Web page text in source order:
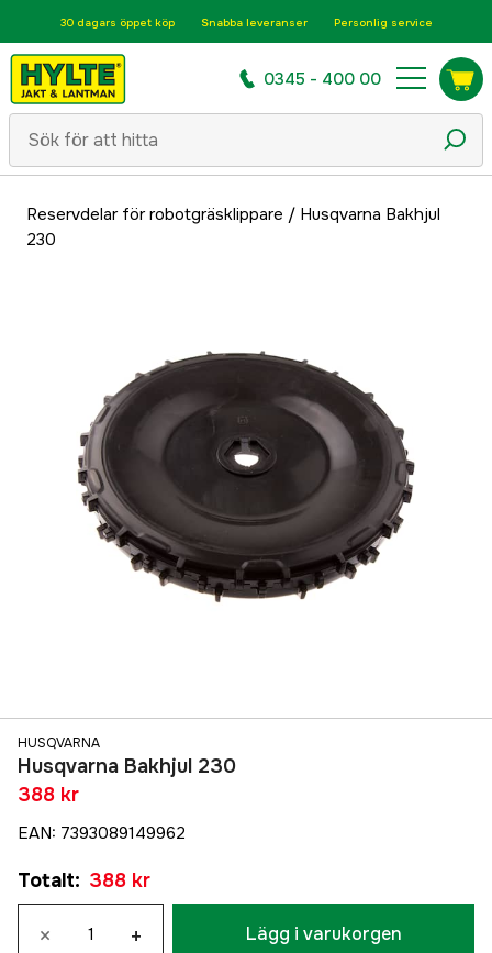
30 dagars öppet köp Snabba leveranser Personlig service
0345 - 400 00
Reservdelar för robotgräsklippare / Husqvarna Bakhjul
230
HUSQVARNA
Husqvarna Bakhjul 230
388 kr
EAN: 7393089149962
Totalt: 388 kr
× + Lägg i varukorgen